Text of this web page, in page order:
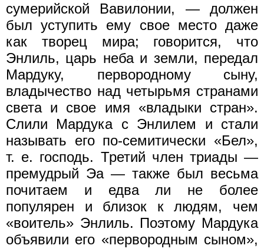
сумерийской Вавилонии, — должен
был уступить ему свое место даже
как творец мира; говорится, что
Энлиль, царь неба и земли, передал
Мардуку, первородному сыну,
владычество над четырьмя странами
света и свое имя «владыки стран».
Слили Мардука с Энлилем и стали
называть его по-семитически «Бел»,
т. е. господь. Третий член триады —
премудрый Эа — также был весьма
почитаем и едва ли не более
популярен и близок к людям, чем
«воитель» Энлиль. Поэтому Мардука
объявили его «первородным сыном»,